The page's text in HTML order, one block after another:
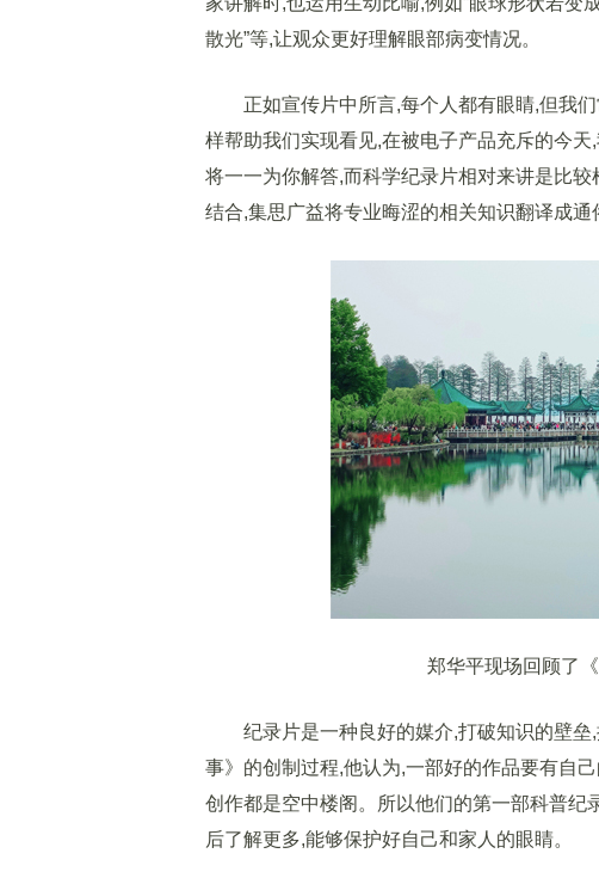
散光”等,让观众更好理解眼部病变情况。
正如宣传片中所言,每个人都有眼睛,但我们
样帮助我们实现看见,在被电子产品充斥的今天
将一一为你解答,而科学纪录片相对来讲是比
结合,集思广益将专业晦涩的相关知识翻译成通
郑华平现场回顾了《
纪录片是一种良好的媒介,打破知识的壁垒,
事》的创制过程,他认为,一部好的作品要有自
创作都是空中楼阁。所以他们的第一部科普
后了解更多,能够保护好自己和家人的眼睛。